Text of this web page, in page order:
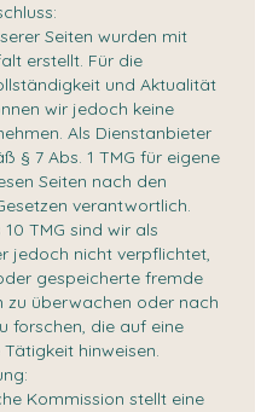
Seiten wurden mit
erstellt. Für die
und Aktualität
wir jedoch keine
Als Dienstanbieter
§ 7 Abs. 1 TMG für eigene
Seiten nach den
verantwortlich.
TMG sind wir als
jedoch nicht verpflichtet,
gespeicherte fremde
zu überwachen oder nach
forschen, die auf eine
hinweisen.
Kommission stellt eine